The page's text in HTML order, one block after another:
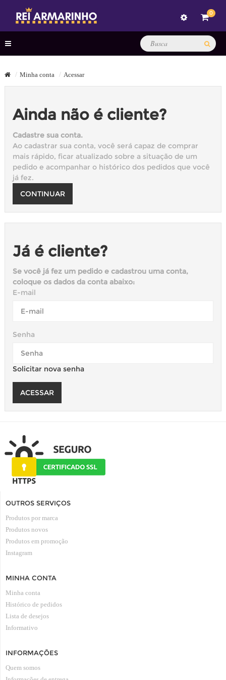
0
Minha conta Acessar
Ainda não é cliente?
Cadastre sua conta.
Ao cadastrar sua conta, você será capaz de comprar
mais rápido, ficar atualizado sobre a situação de um
pedido e acompanhar o histórico dos pedidos que você
já fez.
CONTINUAR
Já é cliente?
Se você já fez um pedido e cadastrou uma conta,
coloque os dados da conta abaixo:
E-mail
Senha
Solicitar nova senha
OUTROS SERVIÇOS
Produtos por marca
Produtos novos
Produtos em promoção
Instagram
MINHA CONTA
Minha conta
Histórico de pedidos
Lista de desejos
Informativo
INFORMAÇÕES
Quem somos